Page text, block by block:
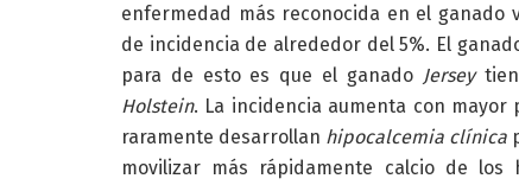
enfermedad más reconocida en el ganado
de incidencia de alrededor del 5%. El
para de esto es que el ganado Jersey
Holstein. La incidencia aumenta con mayor
raramente desarrollan hipocalcemia clínica
movilizar más rápidamente calcio de